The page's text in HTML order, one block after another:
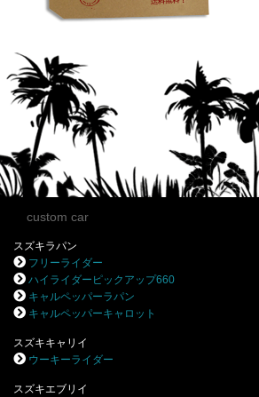
custom car
スズキラパン
フリーライダー
ハイライダーピックアップ660
キャルペッパーラパン
キャルペッパーキャロット
スズキキャリイ
ウーキーライダー
スズキエブリイ